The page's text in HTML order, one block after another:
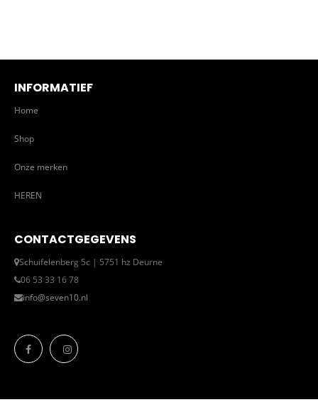
INFORMATIEF
Home
Shop
Onze merken
HEREN
CONTACTGEGEVENS
Schuifelenberg 5c | 5751 hz Deurne
06 53 33 16 78
info@seven10.nl